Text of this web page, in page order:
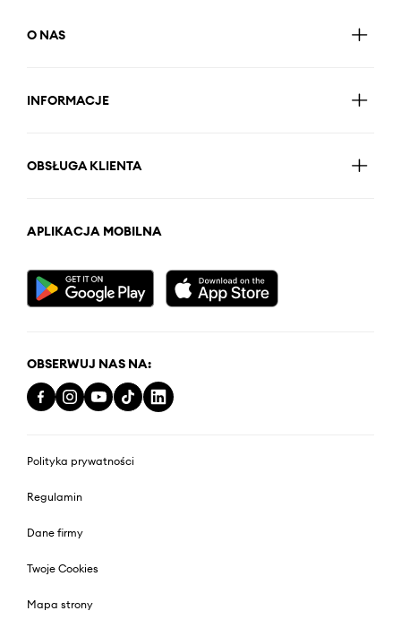
O NAS
INFORMACJE
OBSŁUGA KLIENTA
APLIKACJA MOBILNA
OBSERWUJ NAS NA:
Polityka prywatności
Regulamin
Dane firmy
Twoje Cookies
Mapa strony